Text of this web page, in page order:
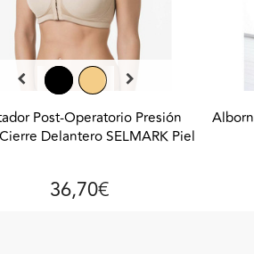
Post-Operatorio Presión
Delantero SELMARK Piel
36,70€